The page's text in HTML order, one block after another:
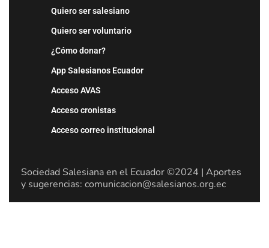
Quiero ser salesiano
Quiero ser voluntario
¿Cómo donar?
App Salesianos Ecuador
Acceso AVAS
Acceso cronistas
Acceso correo institucional
Sociedad Salesiana en el Ecuador ©2024 | Aportes
y sugerencias: comunicacion@salesianos.org.ec